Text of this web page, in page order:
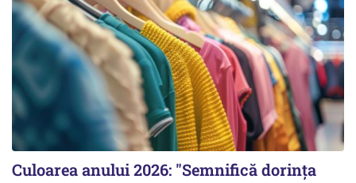
Culoarea anului 2026: "Semnifică dorința